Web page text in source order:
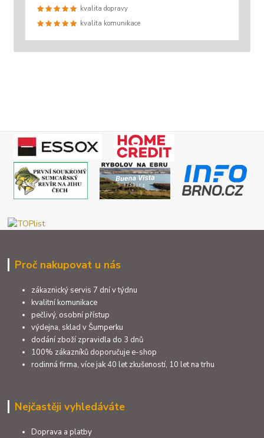
kvalita dopravy
kvalita komunikace
Proč nakupovat u nás
zákaznický servis 7 dní v týdnu
kvalitní komunikace
pečlivý, osobní přístup
výdejna, sklad v Šumperku
dodání zboží zpravidla do 3 dnů
100% zákazníků doporučuje e-shop
rodinná firma, více jak 40 let zkušeností, 10 let na trhu
Nejčastěji vyhledáváte
Doprava a platby